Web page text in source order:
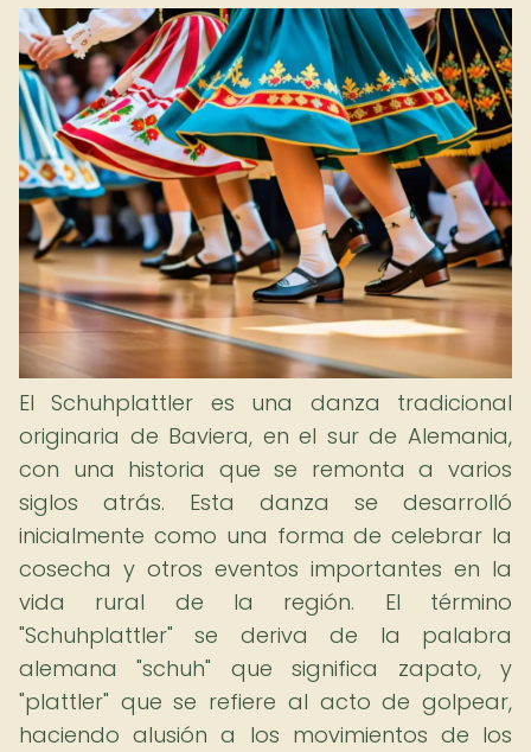
El Schuhplattler es una danza tradicional
originaria de Baviera, en el sur de Alemania,
con una historia que se remonta a varios
siglos atrás. Esta danza se desarrolló
inicialmente como una forma de celebrar la
cosecha y otros eventos importantes en la
vida rural de la región. El término
"Schuhplattler" se deriva de la palabra
alemana "schuh" que significa zapato, y
"plattler" que se refiere al acto de golpear,
haciendo alusión a los movimientos de los